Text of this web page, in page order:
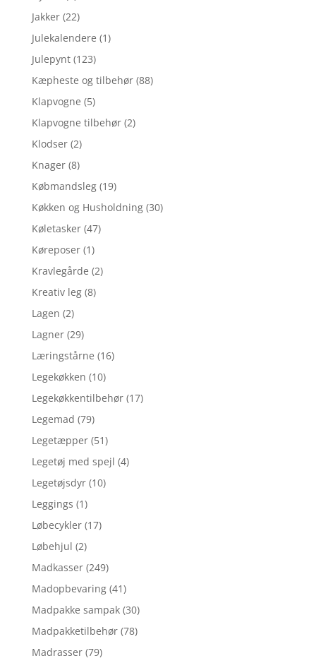
Jakker (22)
Julekalendere (1)
Julepynt (123)
Kæpheste og tilbehør (88)
Klapvogne (5)
Klapvogne tilbehør (2)
Klodser (2)
Knager (8)
Købmandsleg (19)
Køkken og Husholdning (30)
Køletasker (47)
Køreposer (1)
Kravlegårde (2)
Kreativ leg (8)
Lagen (2)
Lagner (29)
Læringstårne (16)
Legekøkken (10)
Legekøkkentilbehør (17)
Legemad (79)
Legetæpper (51)
Legetøj med spejl (4)
Legetøjsdyr (10)
Leggings (1)
Løbecykler (17)
Løbehjul (2)
Madkasser (249)
Madopbevaring (41)
Madpakke sampak (30)
Madpakketilbehør (78)
Madrasser (79)